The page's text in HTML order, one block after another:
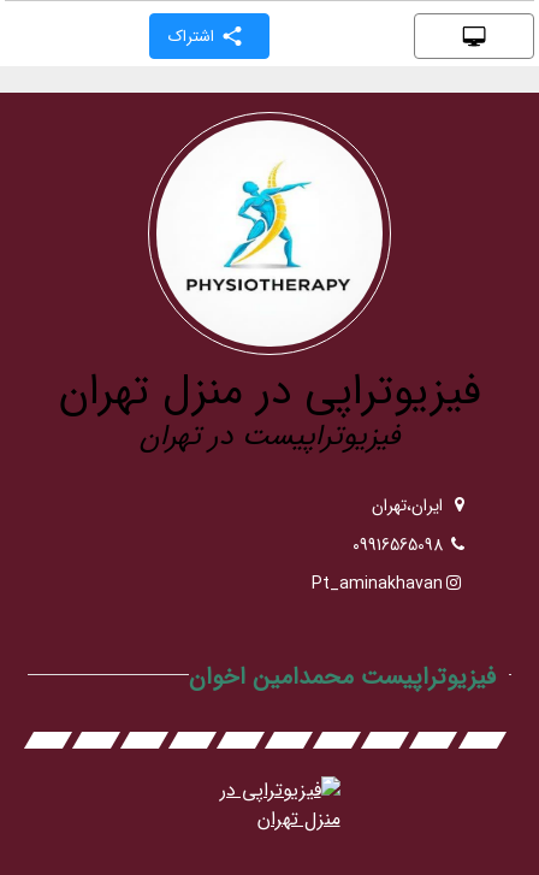
اشتراک
فیزیوتراپی در منزل تهران
فیزیوتراپیست در تهران
ایران،تهران
۰9916565098
Pt_aminakhavan
فیزیوتراپیست محمدامین اخوان